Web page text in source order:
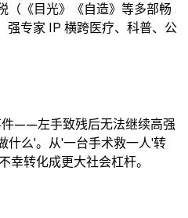
（《目光》《自造》等多部畅
强专家 IP 横跨医疗、科普、公
——左手致残后无法继续高强
什么'。从'一台手术救一人'转
幸转化成更大社会杠杆。